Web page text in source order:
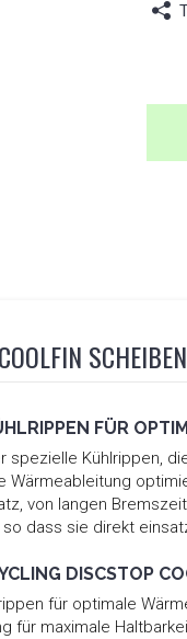
FÜR
spezielle Kühlrippen,
Wärmeableitung
von langen
dass sie direkt
DISCSTOP
für optimale
für maximale